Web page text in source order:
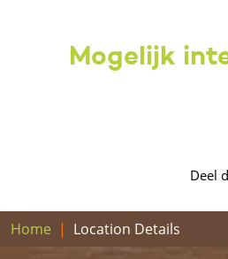
Mogelijk
Deel
Home Location Details